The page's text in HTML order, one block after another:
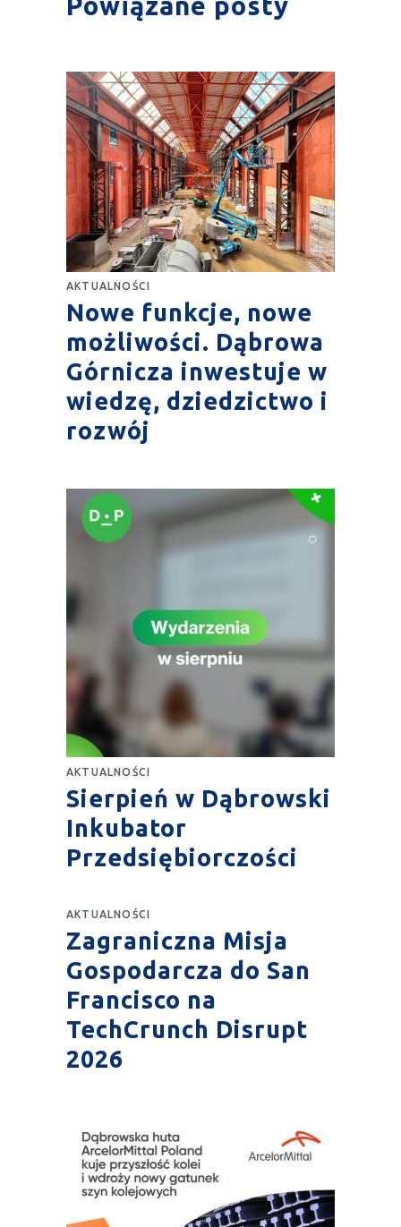
AKTUALNOŚCI
Nowe funkcje, nowe
możliwości. Dąbrowa
Górnicza inwestuje w
wiedzę, dziedzictwo i
rozwój
AKTUALNOŚCI
Sierpień w Dąbrowski
Inkubator
Przedsiębiorczości
AKTUALNOŚCI
Zagraniczna Misja
Gospodarcza do San
Francisco na
TechCrunch Disrupt
2026